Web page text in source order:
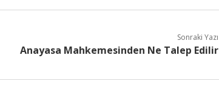
Sonraki Yazı
Anayasa Mahkemesinden Ne Talep Edilir